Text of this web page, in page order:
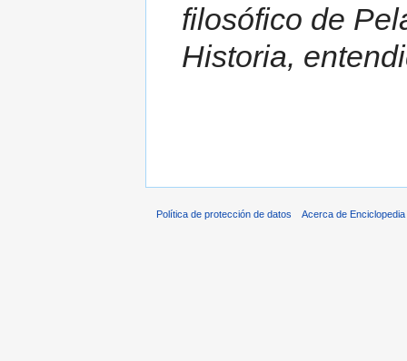
filosófico de
Historia,
Política de protección de datos Acerca de